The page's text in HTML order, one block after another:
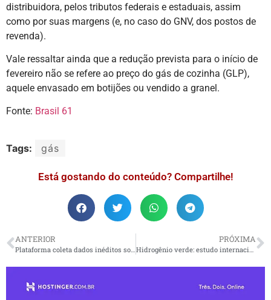
distribuidora, pelos tributos federais e estaduais, assim
como por suas margens (e, no caso do GNV, dos postos de
revenda).
Vale ressaltar ainda que a redução prevista para o início de
fevereiro não se refere ao preço do gás de cozinha (GLP),
aquele envasado em botijões ou vendido a granel.
Fonte: Brasil 61
Tags: gás
Está gostando do conteúdo? Compartilhe!
ANTERIOR PRÓXIMA